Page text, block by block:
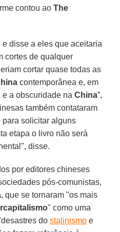
contou aoThe
disse a eles que aceitaria
cortes de qualquer
cortar quase todas as
contemporânea e, em
e a obscuridade naChina”,
também contataram
para solicitar alguns
etapa o livro não será
disse.
por editores chineses
pós-comunistas,
, que se tornaram "os mais
" como uma
dostalinismo e